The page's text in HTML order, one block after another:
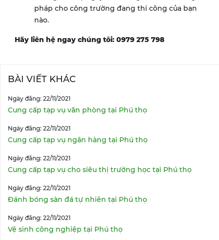
pháp cho công trường đang thi công của bạn
nào.
Hãy liên hệ ngay chúng tôi: 0979 275 798
BÀI VIẾT KHÁC
Ngày đăng: 22/11/2021
Cung cấp tạp vụ văn phòng tại Phú thọ
Ngày đăng: 22/11/2021
Cung cấp tạp vụ ngân hàng tại Phú thọ
Ngày đăng: 22/11/2021
Cung cấp tạp vụ cho siêu thị trường học tại Phú thọ
Ngày đăng: 22/11/2021
Đánh bóng sàn đá tự nhiên tại Phú thọ
Ngày đăng: 22/11/2021
Vệ sinh công nghiệp tại Phú thọ